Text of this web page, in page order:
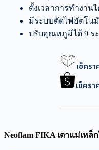
ตั้งเวลาการทำงาน
มีระบบตัดไฟอัตโน
ปรับอุณหภูมิได้ 9 ร
เช็คร
เช็คร
Neoflam FIKA เตาแม่เหล็